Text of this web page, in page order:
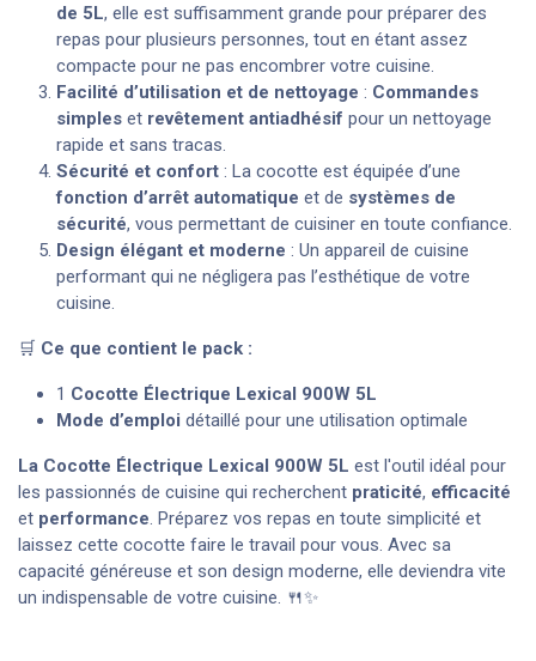
de 5L, elle est suffisamment grande pour préparer des
repas pour plusieurs personnes, tout en étant assez
compacte pour ne pas encombrer votre cuisine.
Facilité d’utilisation et de nettoyage : Commandes
simples et revêtement antiadhésif pour un nettoyage
rapide et sans tracas.
Sécurité et confort : La cocotte est équipée d’une
fonction d’arrêt automatique et de systèmes de
sécurité, vous permettant de cuisiner en toute confiance.
Design élégant et moderne : Un appareil de cuisine
performant qui ne négligera pas l’esthétique de votre
cuisine.
🛒 Ce que contient le pack :
1 Cocotte Électrique Lexical 900W 5L
Mode d’emploi détaillé pour une utilisation optimale
La Cocotte Électrique Lexical 900W 5L est l'outil idéal pour
les passionnés de cuisine qui recherchent praticité, efficacité
et performance. Préparez vos repas en toute simplicité et
laissez cette cocotte faire le travail pour vous. Avec sa
capacité généreuse et son design moderne, elle deviendra vite
un indispensable de votre cuisine. 🍴✨